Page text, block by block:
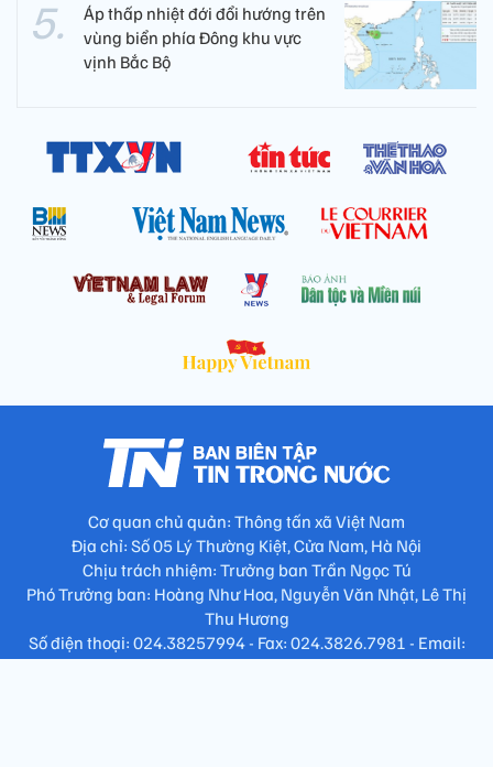
Áp thấp nhiệt đới đổi hướng trên
vùng biển phía Đông khu vực
vịnh Bắc Bộ
Cơ quan chủ quản: Thông tấn xã Việt Nam
Địa chỉ: Số 05 Lý Thường Kiệt, Cửa Nam, Hà Nội
Chịu trách nhiệm: Trưởng ban Trần Ngọc Tú
Phó Trưởng ban: Hoàng Như Hoa, Nguyễn Văn Nhật, Lê Thị
Thu Hương
Số điện thoại: 024.38257994 - Fax: 024.3826.7981 - Email:
tap.phongbien@gmail.com